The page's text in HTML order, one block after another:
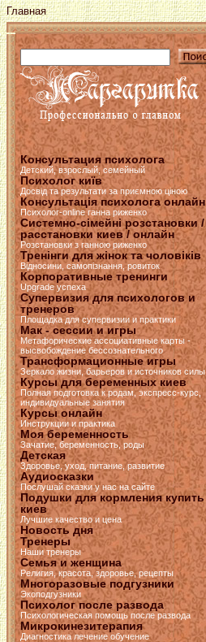
Главная
Консультация психолога
Детский, взрослый, семейный
Психолог київ
Досвід та результати за приємною ціною
Консультація психолога онлайн
Психолог-online ганна риженко
Системно-сімейні розстановки /
расстановки киев / онлайн
Розстановки з ганною риженко
Тренінги для жінок та чоловіків
Відносини, самопізнання, ровиток
Корпоративные тренинги
Upgrade успеха
Супервизия для психологов и
тренеров
Площадка для супервизии и практики
Мак - сессии и игры
Метафорические ассоциативные карты -
высвобождение бессознательного
Трансформационные игры
Зеркало жизни, барьеров и источников силы
Курсы для беременных киев
Полная подготовка к родам, экспресс-курс,
индивидуальные занятия
Курсы онлайн
Инструкции и практика
Моя беременность
Зачатие, беременность, роды
Детская
Здоровье, уход, питание, развитие
Аудиосказки
Послушай сказки у нас на сайте
Подушки для кормления купить
киев
Лучшие качество и цена
Новость дня
Тренеры
Наши тренеры
Семья и женщина
Религия, красота, здоровье, рецепты
Многоразовые подгузники
Экоподгузники
Психолог после развода
Психологическая помощь после развода
Микрокинезитерапия
Диагностика лечение обучение